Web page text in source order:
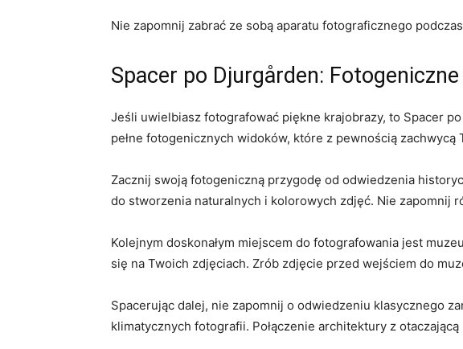
Nie zapomnij zabrać⁢ ze sobą aparatu fotograficznego
Spacer ​po‍ Djurgården:
Jeśli uwielbiasz fotografować piękne krajobrazy, to Spacer
pełne fotogenicznych ⁤widoków, które⁤ z‌ pewnością‍
Zacznij swoją‌ fotogeniczną przygodę⁢ od odwiedzenia​
do stworzenia naturalnych i ⁤kolorowych zdjęć. Nie zapomnij
Kolejnym doskonałym ‌miejscem ⁤do fotografowania jest⁢
się na⁣ Twoich zdjęciach. ⁤Zrób zdjęcie przed wejściem do
Spacerując dalej, nie zapomnij⁤ o odwiedzeniu klasycznego
klimatycznych fotografii. Połączenie‍ architektury z